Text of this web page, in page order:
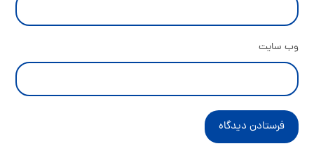
وب‌ سایت
فرستادن دیدگاه